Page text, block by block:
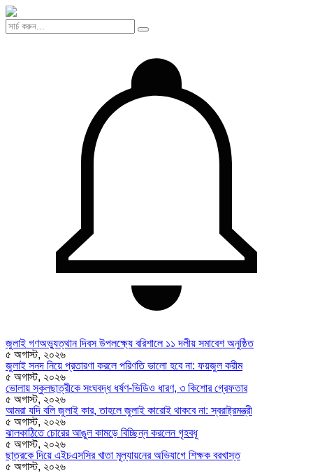
জুলাই গণঅভ্যুত্থান দিবস উপলক্ষ্যে বরিশালে ১১ দলীয় সমাবেশ অনুষ্ঠিত
৫ অগাস্ট, ২০২৬
জুলাই সনদ নিয়ে প্রতারণা করলে পরিণতি ভালো হবে না: ফয়জুল করীম
৫ অগাস্ট, ২০২৬
ভোলায় স্কুলছাত্রীকে সংঘবদ্ধ ধর্ষণ-ভিডিও ধারণ, ৩ কিশোর গ্রেফতার
৫ অগাস্ট, ২০২৬
আমরা যদি বলি জুলাই কার, তাহলে জুলাই কারোই থাকবে না: স্বরাষ্ট্রমন্ত্রী
৫ অগাস্ট, ২০২৬
ঝালকাঠিতে চোরের আঙুল কামড়ে বিচ্ছিন্ন করলেন গৃহবধূ
৫ অগাস্ট, ২০২৬
ছাত্রকে দিয়ে এইচএসসির খাতা মূল্যায়নের অভিযাগে শিক্ষক বরখাস্ত
৫ অগাস্ট, ২০২৬